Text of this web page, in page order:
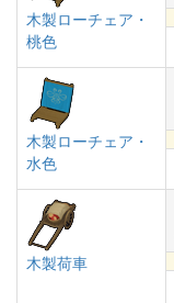
木製ローチェア・
桃色
木製ローチェア・
水色
木製荷車